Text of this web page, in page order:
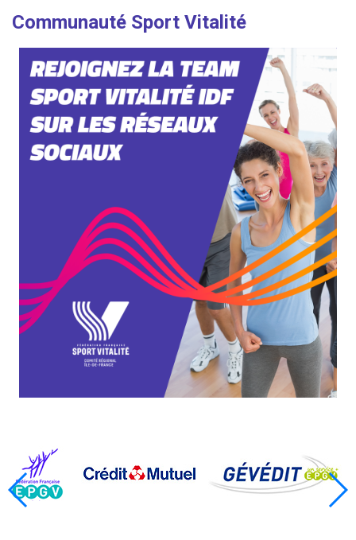
Communauté Sport Vitalité